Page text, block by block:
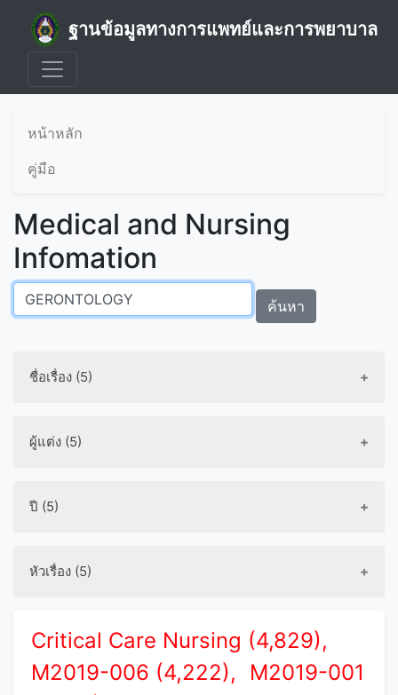
ฐานข้อมูลทางการแพทย์และการพยาบาล
หน้าหลัก
คู่มือ
Medical and Nursing
Infomation
ค้นหา
ชื่อเรื่อง (5)
ผู้แต่ง (5)
ปี (5)
หัวเรื่อง (5)
Critical Care Nursing (4,829),
M2019-006 (4,222),
M2019-001